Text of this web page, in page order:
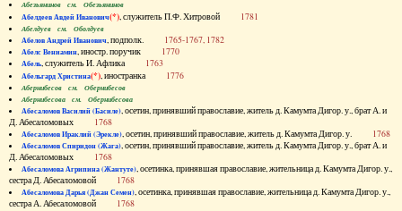
Абезьянинов см. Обезьянинов
Абелдеев Авдей Иванович(*), служитель П.Ф. Хитровой 1781
Абелдуев см. Оболдуев
Абелов Андрей Иванович, подполк. 1765-1767, 1782
Абелс Вениамин, иностр. поручик 1770
Абель, служитель И. Афлика 1763
Абельгард Христина(*), иностранка 1776
Абернибесов см. Обернибесов
Абернибесова см. Обернибесова
Абесаломов Василий (Басиле), осетин, принявший православие, житель д. Камумта Дигор. у., брат А. и
Д. Абесаломовых 1768
Абесаломов Ираклий (Эрекле), осетин, принявший православие, житель д. Камумта Дигор. у. 1768
Абесаломов Спиридон (Жага), осетин, принявший православие, житель д. Камумта Дигор. у., брат А. и
Д. Абесаломовых 1768
Абесаломова Агрипина (Жантуте), осетинка, принявшая православие, жительница д. Камумта Дигор. у.,
сестра Д. Абесаломовой 1768
Абесаломова Дарья (Джан Семен), осетинка, принявшая православие, жительница д. Камумта Дигор. у.,
сестра А. Абесаломовой 1768